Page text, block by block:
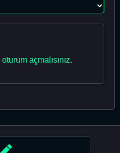
oturum açmalısınız.